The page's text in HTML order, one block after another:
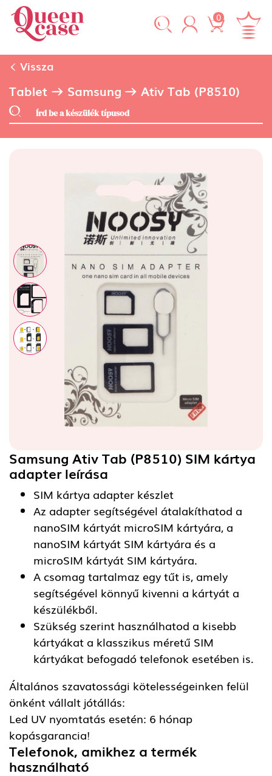
0
Vissza
Tablet Samsung Ativ Tab (P8510)
Samsung Ativ Tab (P8510) SIM kártya
adapterleírása
SIM kártya adapter készlet
Az adapter segítségével átalakíthatod a
nanoSIM kártyát microSIM kártyára, a
nanoSIM kártyát SIM kártyára és a
microSIM kártyát SIM kártyára.
A csomag tartalmaz egy tűt is, amely
segítségével könnyű kivenni a kártyát a
készülékből.
Szükség szerint használhatod a kisebb
kártyákat a klasszikus méretű SIM
kártyákat befogadó telefonok esetében is.
Általános szavatossági kötelességeinken felül
önként vállalt jótállás:
Led UV nyomtatás esetén: 6 hónap
kopásgarancia!
Telefonok, amikhez a termék
használható